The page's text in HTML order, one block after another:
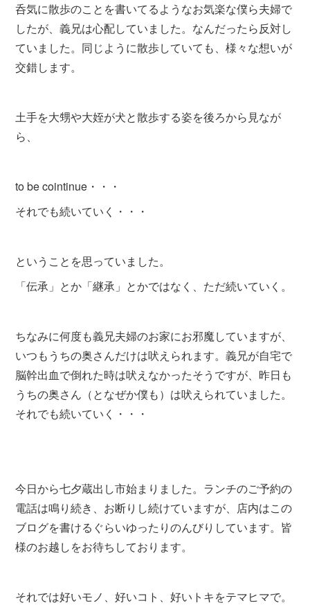
呑気に散歩のことを書いてるようなお気楽な僕ら夫婦で
したが、義兄は心配していました。なんだったら反対し
ていました。同じように散歩していても、様々な想いが
交錯します。
土手を大甥や大姪が犬と散歩する姿を後ろから見なが
ら、
to be cointinue・・・
それでも続いていく・・・
ということを思っていました。
「伝承」とか「継承」とかではなく、ただ続いていく。
ちなみに何度も義兄夫婦のお家にお邪魔していますが、
いつもうちの奥さんだけは吠えられます。義兄が自宅で
脳幹出血で倒れた時は吠えなかったそうですが、昨日も
うちの奥さん（となぜか僕も）は吠えられていました。
それでも続いていく・・・
今日から七夕蔵出し市始まりました。ランチのご予約の
電話は鳴り続き、お断りし続けていますが、店内はこの
ブログを書けるぐらいゆったりのんびりしています。皆
様のお越しをお待ちしております。
それでは好いモノ、好いコト、好いトキをテマヒマで。